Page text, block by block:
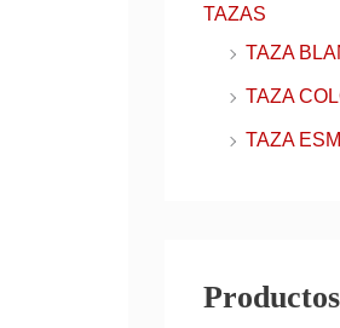
TAZAS
TAZA
TAZA
TAZA
Productos